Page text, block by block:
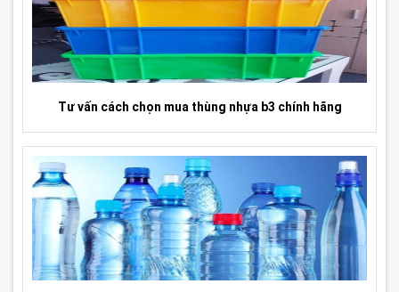
Tư vấn cách chọn mua thùng nhựa b3 chính hãng